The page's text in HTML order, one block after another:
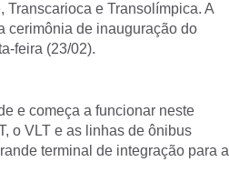
Transcarioca e Transolímpica. A
cerimônia de inauguração do
feira (23/02).
e começa a funcionar neste
o VLT e as linhas de ônibus
terminal de integração para a